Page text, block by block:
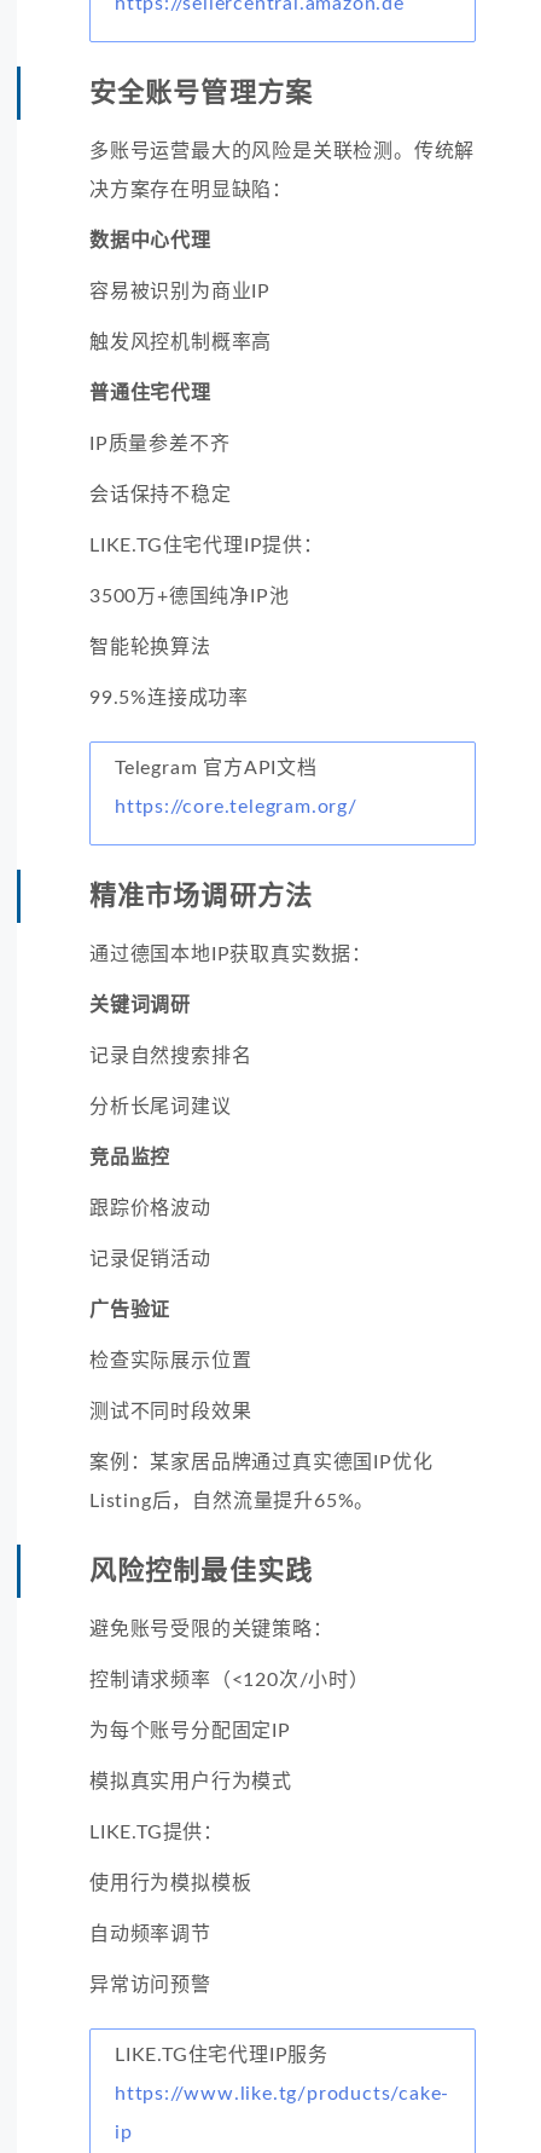
安全账号管理方案
多账号运营最大的风险是关联检测。传统解
决方案存在明显缺陷：
数据中心代理
容易被识别为商业IP
触发风控机制概率高
普通住宅代理
IP质量参差不齐
会话保持不稳定
LIKE.TG住宅代理IP提供：
3500万+德国纯净IP池
智能轮换算法
99.5%连接成功率
Telegram 官方API文档
https://core.telegram.org/
精准市场调研方法
通过德国本地IP获取真实数据：
关键词调研
记录自然搜索排名
分析长尾词建议
竞品监控
跟踪价格波动
记录促销活动
广告验证
检查实际展示位置
测试不同时段效果
案例：某家居品牌通过真实德国IP优化
Listing后，自然流量提升65%。
风险控制最佳实践
避免账号受限的关键策略：
控制请求频率（<120次/小时）
为每个账号分配固定IP
模拟真实用户行为模式
LIKE.TG提供：
使用行为模拟模板
自动频率调节
异常访问预警
LIKE.TG住宅代理IP服务
https://www.like.tg/products/cake-
ip